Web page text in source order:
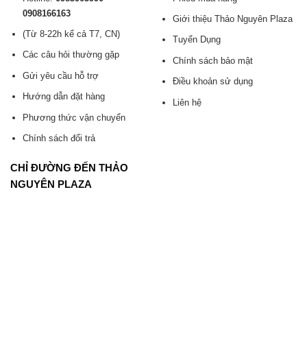
0908166163
(Từ 8-22h kể cả T7, CN)
Các câu hỏi thường gặp
Gửi yêu cầu hỗ trợ
Hướng dẫn đặt hàng
Phương thức vận chuyển
Chính sách đổi trả
Giới thiệu Thảo Nguyên Plaza
Tuyển Dụng
Chính sách bảo mật
Điều khoản sử dụng
Liên hệ
CHỈ ĐƯỜNG ĐẾN THẢO
NGUYÊN PLAZA